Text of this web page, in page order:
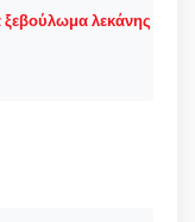
ξεβούλωμα λεκάνης